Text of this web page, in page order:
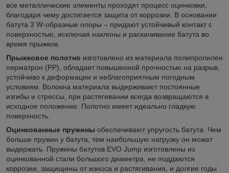
все металлические элементы проходят процесс оцинковки,
благодаря чему достигается защита от коррозии. В основании
батута 3 W-образные опоры – придают устойчивый контакт с
поверхностью, исключая наклоны и раскачивание батута во
время прыжков.
Прыжковое полотно изготовлено из материала полипропилен
перматрон (PP), обладает повышенной прочностью на разрыв,
устойчиво к деформации и неблагоприятным погодным
условиям. Волокна материала выдерживают постоянные
изгибы и стрессы, при растягивании всегда возвращаются в
исходное положение. Полотно имеет идеально гладкую
поверхность.
Оцинкованные пружины обеспечивают упругость батута. Чем
больше пружин у батута, тем наибольшую нагрузку он может
выдержать. Пружины батутов EVO Jump изготовлены из
оцинкованной стали большого диаметра, не поддаются
коррозии, защищены от износа и растягивания, и долгие годы